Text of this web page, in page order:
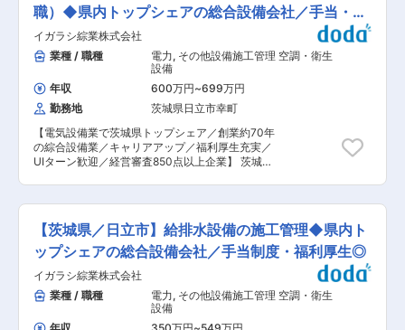
り、その実績に基づいた給与査定をしているた
め、年次に関係なく1000万円以上を目指せる環
境がございます！ 変更の範囲：会社の定める業務
部門へ依頼するためCAD経験不問 一気通貫で顧
客と一緒に考えながら取り組んでいただくため、
裁量と自由度が高く、自分の考えを反映させなが
ら顧客提案や施工管理をしたい方はやりがいを感
じていただきやすいです！ ■入社後 1〜3か月間
は、営業所の教育担当の現場に同席をいただきな
がら、当社の業務内容について理解を深めていた
だき、独り立ちできるようにサポートをさせてい
ただいております！ ＼当社で働く魅力♪／ （1）
ライフプランに併せた働き方を実現できる！ 原則
転勤はございません！出張も年平均1回ありませ
もしているため、ライフプランに併せた働き方が
可能です！ （2）自由度の高い業務と高い報酬形
身の考えを反映した施工管理ができる自由度があ
り、その実績に基づいた給与査定をしているた
め、年次に関係なく1000万円以上を目指せる環
境がございます！ 変更の範囲：会社の定める業務
設、揚排水機場、水力発電等の機械設備 主要顧客
は国土交通省や地方自治体といった官公庁が中心
で、業務対象地域は日本全国になります。 ■職場
環境： 最初の3ヶ月間は、OJTとして機械コンサ
ルタント（ゲート・ポンプ設備、水力発電所鋼構
造物など）の業務や成果品作成方法を理解し、業
務支援として実案件に参画します。 最終的には担
当技術者及びプロジェクトリーダーとして案件を
纏める立場で活躍することが期待されます。 同社
は業界のリーディングカンパニーとして業務分担
の最適化やデジタルツールの活用推進に積極的に
取り組んでいます。 ノー残業デーの実施（実際に
水曜日には１７時半ごろにほとんどの社員が退
おります。 ■企業の特徴・魅力： 国内最大の豊
富な実績、業界最大級の基礎研究施設を背景とし
た、取得特許、実用新案権、意匠権などの技術
力、充実した人財育成プログラム等の強みを持ち
ます。 事業領域の拡大と共に、事業展開の場を主
にインフラ需要の旺盛な海外市場に位置づけ、海
外の新興国での受注を成長の柱として掲げてお
り、国内外でのコンサルティング実績に基づいた
職）◆県内トップシェアの総合設備会社／手当・福
利厚生◎
イガラシ綜業株式会社
業種 / 職種
電力, その他設備施工管理 空調・衛生
設備
年収
600万円~699万円
勤務地
茨城県日立市幸町
【電気設備業で茨城県トップシェア／創業約70年
の綜合設備業／キャリアアップ／福利厚生充実／
UIターン歓迎／経営審査850点以上企業】 茨城県
をお任せします。 ■業務内容： 建造物の給水・
排水設備の設計・施工を現場代理人として業務を
行っていただきます。 ＜具体的な業務内容＞ ・
工程管理、品質管理、原価管理、安全管理などの
現場施工管理 ・発注者や近隣との交渉や調整 ・
施工図／各種書類作成 など ※プロジェクトによ
っては、現場勤務の可能性があります。 ※配属
先：エンジニアリング部・15名 ■キャリアアップ
について 新設予定の管工事部門で、部門長として
【茨城県／日立市】給排水設備の施工管理◆県内ト
ップシェアの総合設備会社／手当制度・福利厚生◎
イガラシ綜業株式会社
業種 / 職種
電力, その他設備施工管理 空調・衛生
設備